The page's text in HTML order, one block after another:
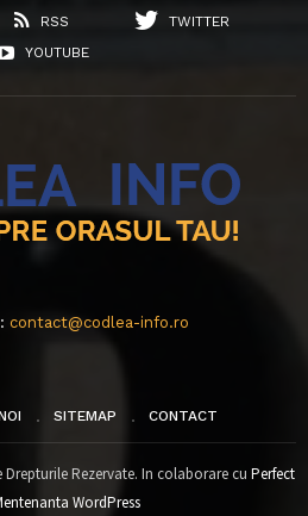
RSS
TWITTER
YOUTUBE
contact@codlea-info.ro
SITEMAP CONTACT
Rezervate. In colaborare cu Perfect
WordPress